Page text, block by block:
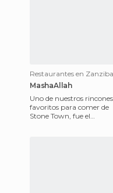
Restaurantes en
MashaAllah
Uno de nuestros rincones
favoritos para comer de
Stone Town, fue el